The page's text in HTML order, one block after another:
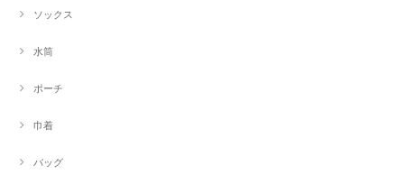
ソックス
水筒
ポーチ
巾着
バッグ